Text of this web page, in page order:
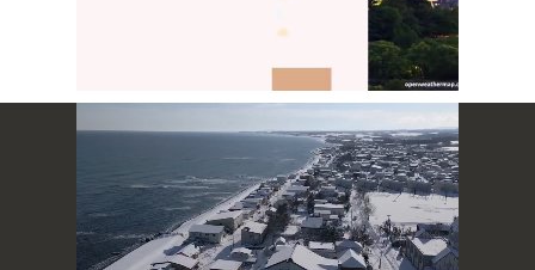
Mute